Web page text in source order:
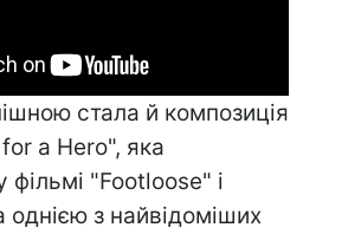
стала й композиція
a Hero", яка
фільмі "Footloose" і
однією з найвідоміших